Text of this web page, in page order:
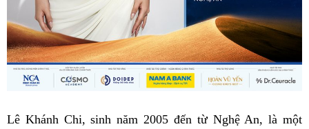
Lê Khánh Chi, sinh năm 2005 đến từ Nghệ An, là một